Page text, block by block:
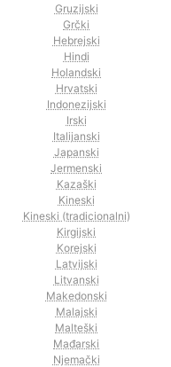
Gruzijski
Grčki
Hebrejski
Hindi
Holandski
Hrvatski
Indonezijski
Irski
Italijanski
Japanski
Jermenski
Kazaški
Kineski
Kineski (tradicionalni)
Kirgijski
Korejski
Latvijski
Litvanski
Makedonski
Malajski
Malteški
Mađarski
Njemački